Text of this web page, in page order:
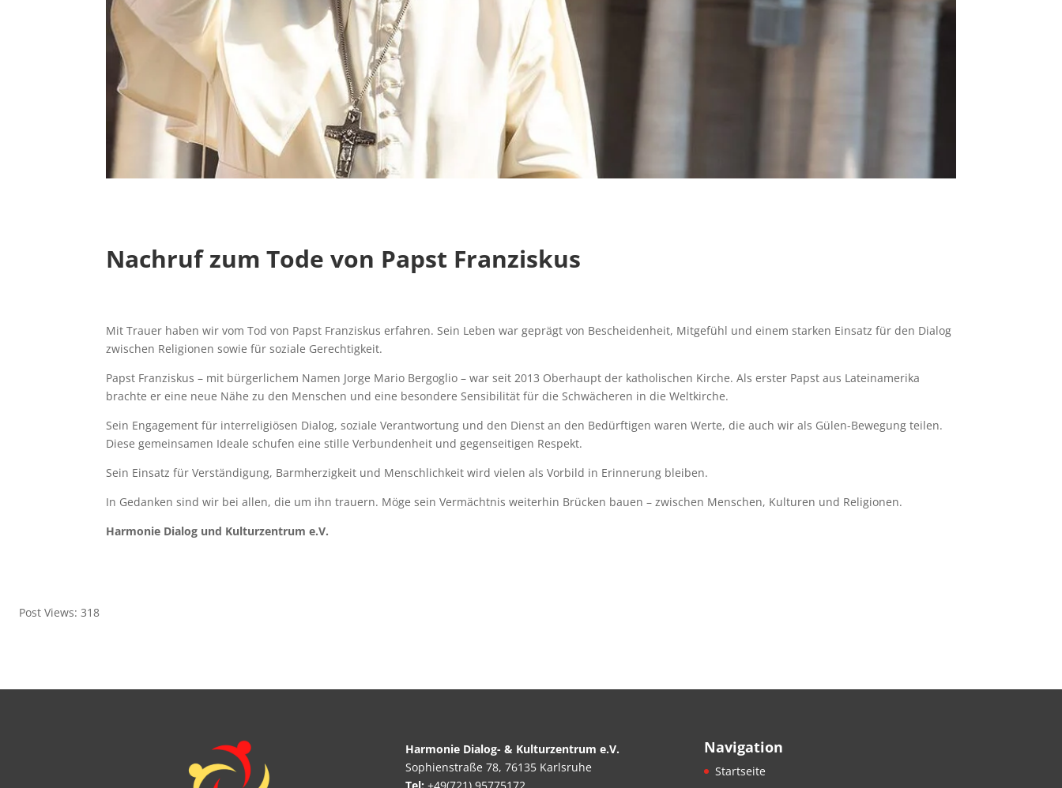
Nachruf zum Tode von Papst Franziskus
Mit Trauer haben wir vom Tod von Papst Franziskus erfahren. Sein Leben war geprägt von Bescheidenheit, Mitgefühl und einem starken Einsatz für den Dialog
zwischen Religionen sowie für soziale Gerechtigkeit.
Papst Franziskus – mit bürgerlichem Namen Jorge Mario Bergoglio – war seit 2013 Oberhaupt der katholischen Kirche. Als erster Papst aus Lateinamerika
brachte er eine neue Nähe zu den Menschen und eine besondere Sensibilität für die Schwächeren in die Weltkirche.
Sein Engagement für interreligiösen Dialog, soziale Verantwortung und den Dienst an den Bedürftigen waren Werte, die auch wir als Gülen-Bewegung teilen.
Diese gemeinsamen Ideale schufen eine stille Verbundenheit und gegenseitigen Respekt.
Sein Einsatz für Verständigung, Barmherzigkeit und Menschlichkeit wird vielen als Vorbild in Erinnerung bleiben.
In Gedanken sind wir bei allen, die um ihn trauern. Möge sein Vermächtnis weiterhin Brücken bauen – zwischen Menschen, Kulturen und Religionen.
Harmonie Dialog und Kulturzentrum e.V.
Post Views: 318
Harmonie Dialog- & Kulturzentrum e.V.
Sophienstraße 78, 76135 Karlsruhe
Navigation
Startseite